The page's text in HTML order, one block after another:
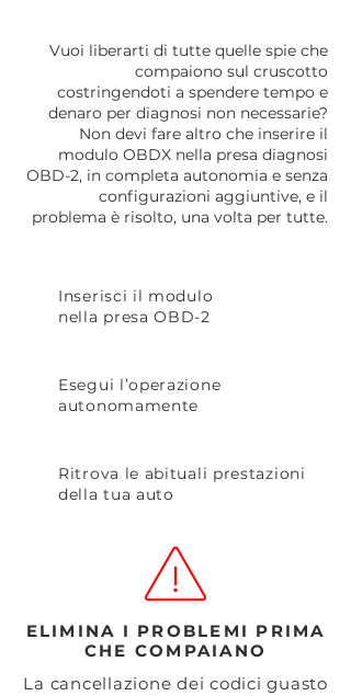
Vuoi liberarti di tutte quelle spie che
compaiono sul cruscotto
costringendoti a spendere tempo e
denaro per diagnosi non necessarie?
Non devi fare altro che inserire il
modulo OBDX nella presa diagnosi
OBD-2, in completa autonomia e senza
configurazioni aggiuntive, e il
problema è risolto, una volta per tutte.
Inserisci il modulo
nella presa OBD-2
Esegui l’operazione
autonomamente
Ritrova le abituali prestazioni
della tua auto
ELIMINA I PROBLEMI PRIMA
CHE COMPAIANO
La cancellazione dei codici guasto